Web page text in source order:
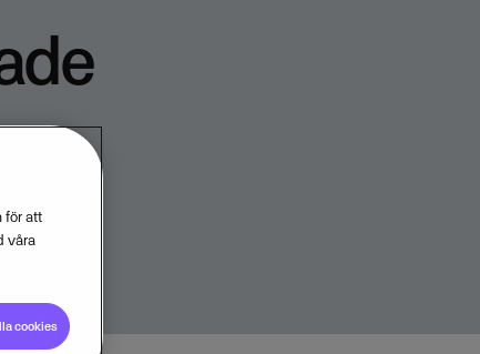
för att
våra
cookies